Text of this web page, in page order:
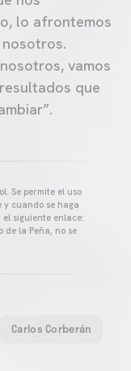
lo afrontemos
vamos
que
Se permite el uso
cuando se haga
siguiente enlace:
de la Peña, no se
Carlos Corberán